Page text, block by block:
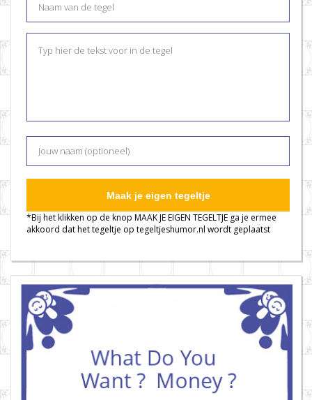
Maak je eigen tegeltje
*Bij het klikken op de knop MAAK JE EIGEN TEGELTJE ga je ermee
akkoord dat het tegeltje op tegeltjeshumor.nl wordt geplaatst